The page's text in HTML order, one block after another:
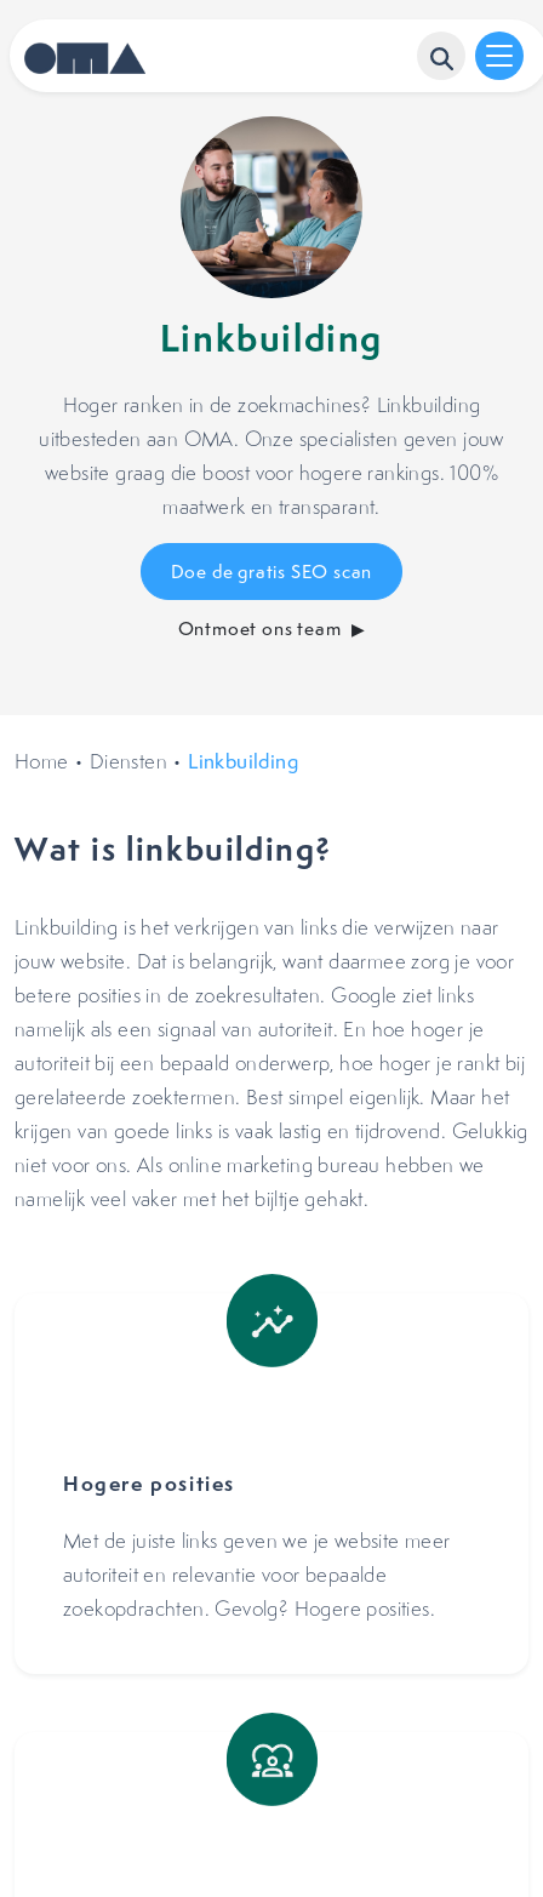
Linkbuilding
Hoger ranken in de zoekmachines? Linkbuilding
uitbesteden aan OMA. Onze specialisten geven jouw
website graag die boost voor hogere rankings. 100%
maatwerk en transparant.
Doe de gratis SEO scan
Ontmoet ons team
Home • Diensten • Linkbuilding
Wat is linkbuilding?
Linkbuilding is het verkrijgen van links die verwijzen naar
jouw website. Dat is belangrijk, want daarmee zorg je voor
betere posities in de zoekresultaten. Google ziet links
namelijk als een signaal van autoriteit. En hoe hoger je
autoriteit bij een bepaald onderwerp, hoe hoger je rankt bij
gerelateerde zoektermen. Best simpel eigenlijk. Maar het
krijgen van goede links is vaak lastig en tijdrovend. Gelukkig
niet voor ons. Als online marketing bureau hebben we
namelijk veel vaker met het bijltje gehakt.
Hogere posities
Met de juiste links geven we je website meer
autoriteit en relevantie voor bepaalde
zoekopdrachten. Gevolg? Hogere posities.